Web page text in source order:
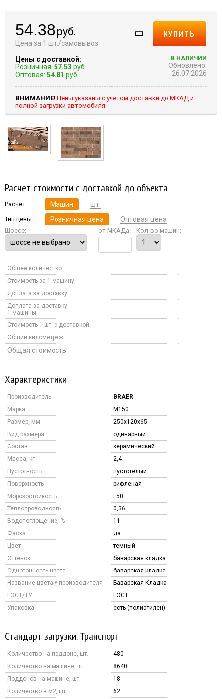
54.38 руб.
Цена за 1 шт./самовывоз
Цены с доставкой:
Розничная: 57.53 руб.
Оптовая: 54.81 руб.
КУПИТЬ
В НАЛИЧИИ
Обновлено:
26.07.2026
ВНИМАНИЕ! Цены указаны с учетом доставки до МКАД и
полной загрузки автомобиля
Расчет стоимости с доставкой до объекта
Расчет: Машин шт.
Тип цены: Розничная цена Оптовая цена
Шоссе: от МКАДа: Кол-во машин:
Общее количество:
Стоимость за 1 машину:
Доплата за доставку:
Доплата за доставку
1 машины:
Стоимость 1 шт. с доставкой:
Общий километраж:
Общая стоимость:
Характеристики
Производитель:
BRAER
Марка
M150
Размер, мм
250x120x65
Вид размера
одинарный
Состав
керамический
Масса, кг
2,4
Пустотность
пустотелый
Поверхность
рифленая
Морозостойкость
F50
Теплопроводность
0,36
Водопоглощение, %
11
Фаска
да
Цвет
темный
Оттенок
баварская кладка
Однотонность цвета
баварская кладка
Название цвета у производителя
Баварская Кладка
ГОСТ/ТУ
ГОСТ
Упаковка
есть (полиэтилен)
Стандарт загрузки. Транспорт
Количество на поддоне, шт.
480
Количество на машине, шт.
8640
Поддонов на машине, шт.
18
Количество в м2, шт.
62